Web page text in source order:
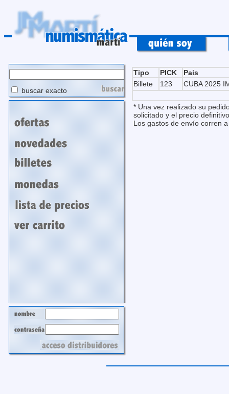
buscar exacto
Tipo PICK
Pais
Billete
123 CUBA 2025
* Una vez realizado su
solicitado y el precio
Los gastos de envío corren